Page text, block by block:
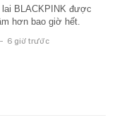
BLACKPINK được
hơn bao giờ hết.
- 6 giờ trước